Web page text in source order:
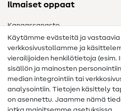
Ilmaiset oppaat
Kangassanasto
Ompelusanasto
Ompeluohjeet
Apua ja yhteystiedot
Yhteystiedot
Käytämme evästeitä ja
verkkosivustollamme ja
vierailijoiden henkilötietoja (esim.
sisällön ja mainosten
median integrointiin tai
analysointiin. Tietojen käsittely
on asennettu. Jaamme nämä